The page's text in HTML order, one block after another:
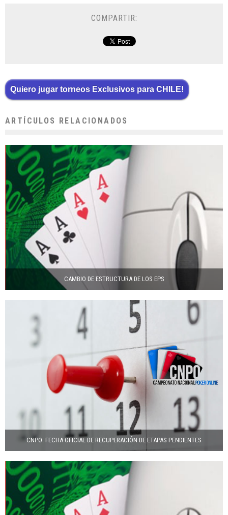
COMPARTIR:
Quiero jugar torneos Exclusivos para CHILE!
ARTÍCULOS RELACIONADOS
CAMBIO DE ESTRUCTURA DE LOS EPS
CNPO: FECHA OFICIAL DE RECUPERACIÓN DE ETAPAS PENDIENTES